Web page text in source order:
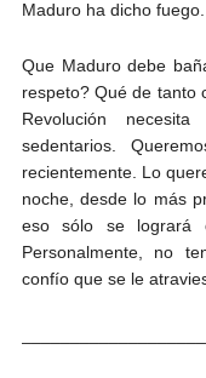
Maduro ha dicho
Que Maduro debe
respeto? Qué de tanto
Revolución
sedentarios.
recientemente. Lo
noche, desde lo más
eso sólo se logrará
Personalmente, no
confío que se le